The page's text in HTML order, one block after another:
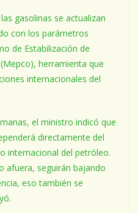
gasolinas se actualizan
con los parámetros
de Estabilización de
herramienta que
internacionales del
el ministro indicó que
directamente del
internacional del petróleo.
afuera, seguirán bajando
eso también se